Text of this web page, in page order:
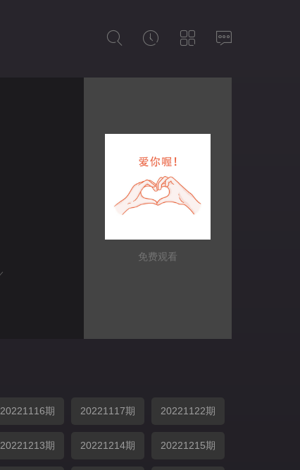
免费观看
20221116期 20221117期 20221122期
20221213期 20221214期 20221215期